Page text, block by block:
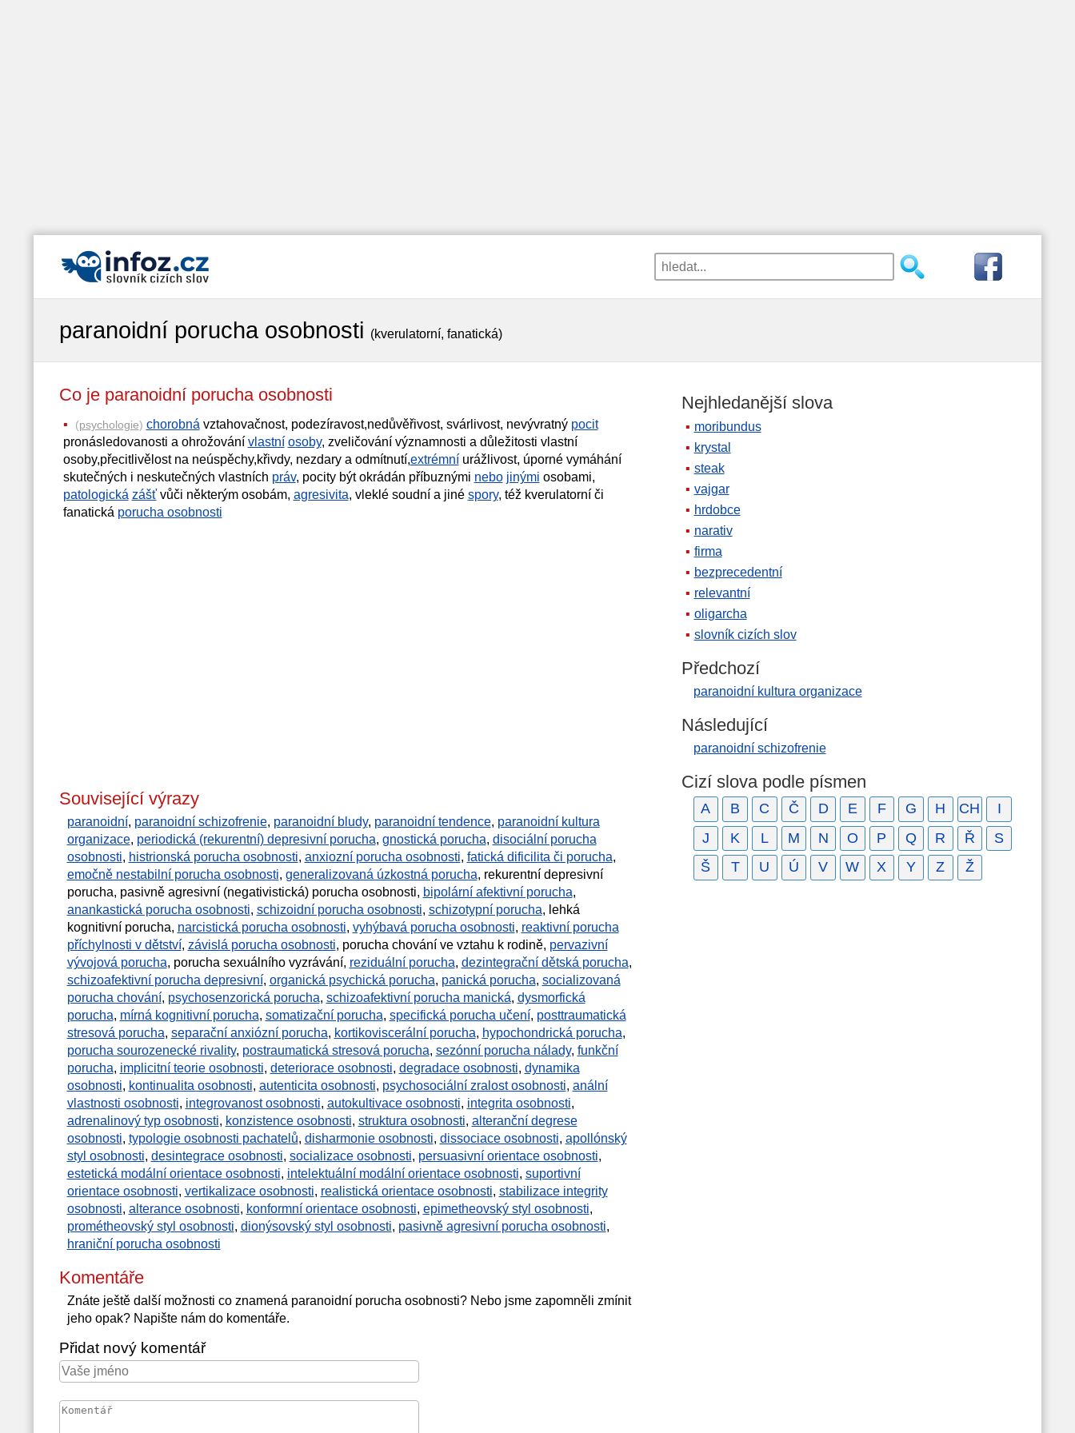
paranoidní porucha osobnosti (kverulatorní, fanatická)
Co je paranoidní porucha osobnosti
(psychologie) chorobná vztahovačnost, podezíravost,nedůvěřivost, svárlivost, nevývratný pocit
pronásledovanosti a ohrožování vlastní osoby, zveličování významnosti a důležitosti vlastní
osoby,přecitlivělost na neúspěchy,křivdy, nezdary a odmítnutí,extrémníurážlivost, úporné vymáhání
skutečných i neskutečných vlastních práv, pocity být okrádán příbuznými nebo jinými osobami,
patologická zášťvůči některým osobám, agresivita, vleklé soudní a jiné spory, též kverulatorní či
fanatická porucha osobnosti
Související výrazy
paranoidní, paranoidní schizofrenie, paranoidní bludy, paranoidní tendence, paranoidní kultura
organizace, periodická (rekurentní) depresivní porucha, gnostická porucha, disociální porucha
osobnosti, histrionská porucha osobnosti, anxiozní porucha osobnosti, fatická dificilita či porucha,
emočně nestabilní porucha osobnosti, generalizovaná úzkostná porucha, rekurentní depresivní
porucha, pasivně agresivní (negativistická) porucha osobnosti, bipolární afektivní porucha,
anankastická porucha osobnosti, schizoidní porucha osobnosti, schizotypní porucha, lehká
kognitivní porucha, narcistická porucha osobnosti, vyhýbavá porucha osobnosti, reaktivní porucha
příchylnosti v dětství, závislá porucha osobnosti, porucha chování ve vztahu k rodině, pervazivní
vývojová porucha, porucha sexuálního vyzrávání, reziduální porucha, dezintegrační dětská porucha,
schizoafektivní porucha depresivní, organická psychická porucha, panická porucha, socializovaná
porucha chování, psychosenzorická porucha, schizoafektivní porucha manická, dysmorfická
porucha, mírná kognitivní porucha, somatizační porucha, specifická porucha učení, posttraumatická
stresová porucha, separační anxiózní porucha, kortikoviscerální porucha, hypochondrická porucha,
porucha sourozenecké rivality, postraumatická stresová porucha, sezónní porucha nálady, funkční
porucha, implicitní teorie osobnosti, deteriorace osobnosti, degradace osobnosti, dynamika
osobnosti, kontinualita osobnosti, autenticita osobnosti, psychosociální zralost osobnosti, anální
vlastnosti osobnosti, integrovanost osobnosti, autokultivace osobnosti, integrita osobnosti,
adrenalinový typ osobnosti, konzistence osobnosti, struktura osobnosti, alteranční degrese
osobnosti, typologie osobnosti pachatelů, disharmonie osobnosti, dissociace osobnosti, apollónský
styl osobnosti, desintegrace osobnosti, socializace osobnosti, persuasivní orientace osobnosti,
estetická modální orientace osobnosti, intelektuální modální orientace osobnosti, suportivní
orientace osobnosti, vertikalizace osobnosti, realistická orientace osobnosti, stabilizace integrity
osobnosti, alterance osobnosti, konformní orientace osobnosti, epimetheovský styl osobnosti,
prométheovský styl osobnosti, dionýsovský styl osobnosti, pasivně agresivní porucha osobnosti,
hraniční porucha osobnosti
Komentáře
Znáte ještě další možnosti co znamená paranoidní porucha osobnosti? Nebo jsme zapomněli zmínit
jeho opak? Napište nám do komentáře.
Přidat nový komentář
Nejhledanější slova
moribundus
krystal
steak
vajgar
hrdobce
narativ
firma
bezprecedentní
relevantní
oligarcha
slovník cizích slov
Předchozí
paranoidní kultura organizace
Následující
paranoidní schizofrenie
Cizí slova podle písmen
A B C Č D E F G H CH
I
J
K L M N O P Q R Ř
S
Š
T U Ú V W X Y Z Ž